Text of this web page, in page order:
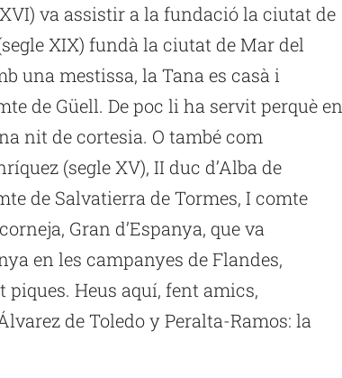
va assistir a la fundació la ciutat de
XIX) fundà la ciutat de Mar del
una mestissa, la Tana es casà i
de Güell. De poc li ha servit perquè en
nit de cortesia. O també com
(segle XV), II duc d’Alba de
de Salvatierra de Tormes, I comte
, Gran d’Espanya, que va
en les campanyes de Flandes,
Heus aquí, fent amics,
de ToledoyPeralta-Ramos: la